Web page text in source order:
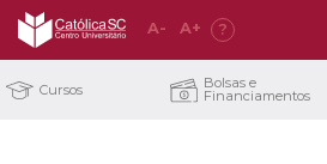
A- A+ ?
Cursos Bolsas e
Financiamentos